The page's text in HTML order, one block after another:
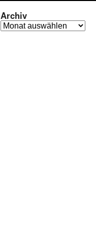
Archiv
Archiv